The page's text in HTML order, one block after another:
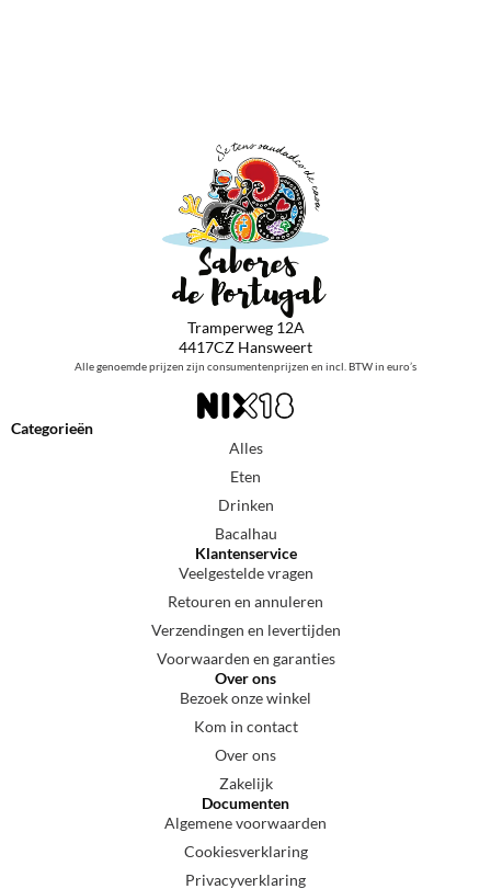
Tramperweg 12A
4417CZ Hansweert
Alle genoemde prijzen zijn consumentenprijzen en incl. BTW in euro’s
Categorieën
Alles
Eten
Drinken
Bacalhau
Klantenservice
Veelgestelde vragen
Retouren en annuleren
Verzendingen en levertijden
Voorwaarden en garanties
Over ons
Bezoek onze winkel
Kom in contact
Over ons
Zakelijk
Documenten
Algemene voorwaarden
Cookiesverklaring
Privacyverklaring